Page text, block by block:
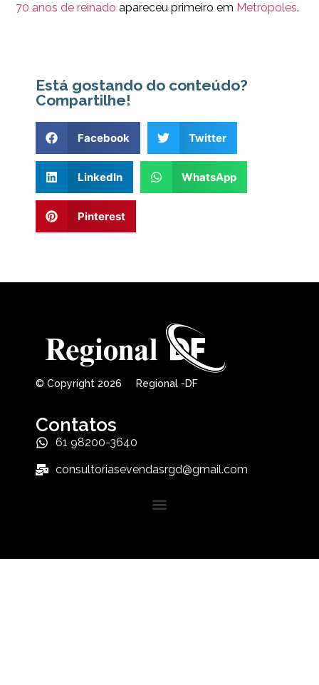
70 anos de reinado apareceu primeiro em Metrópoles.
Está gostando do conteúdo?
Compartilhe!
Facebook Twitter
LinkedIn WhatsApp
Pinterest
© Copyright 2026 Regional -DF
Contatos
61 98200-3640
consultoriasevendasrgd@gmail.com